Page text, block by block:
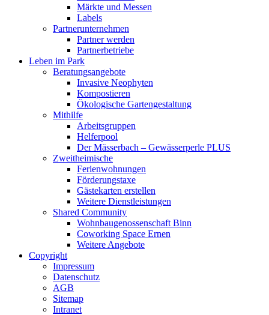
Märkte und Messen
Labels
Partnerunternehmen
Partner werden
Partnerbetriebe
Leben im Park
Beratungsangebote
Invasive Neophyten
Kompostieren
Ökologische Gartengestaltung
Mithilfe
Arbeitsgruppen
Helferpool
Der Mässerbach – Gewässerperle PLUS
Zweitheimische
Ferienwohnungen
Förderungstaxe
Gästekarten erstellen
Weitere Dienstleistungen
Shared Community
Wohnbaugenossenschaft Binn
Coworking Space Ernen
Weitere Angebote
Copyright
Impressum
Datenschutz
AGB
Sitemap
Intranet